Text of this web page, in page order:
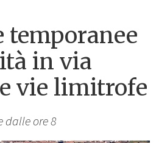
in via
vie limitrofe
dalle ore 8